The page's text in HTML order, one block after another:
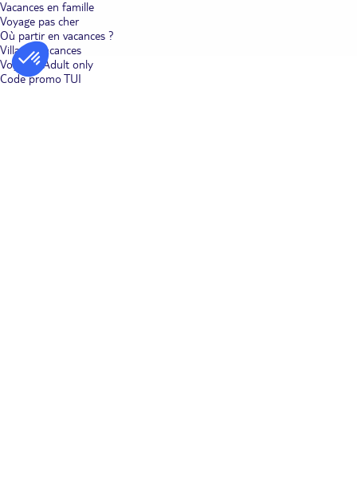
Vacances en famille
Voyage pas cher
Où partir en vacances ?
Villages vacances
Voyages Adult only
Code promo TUI